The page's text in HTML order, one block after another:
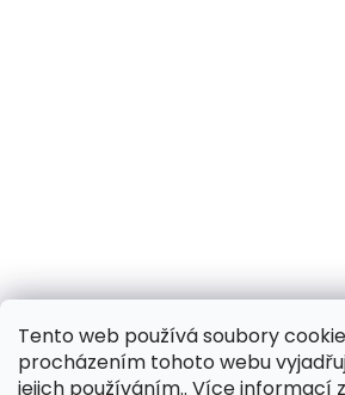
Tento web používá soubory
procházením tohoto webu
jejich používáním.. Více informací